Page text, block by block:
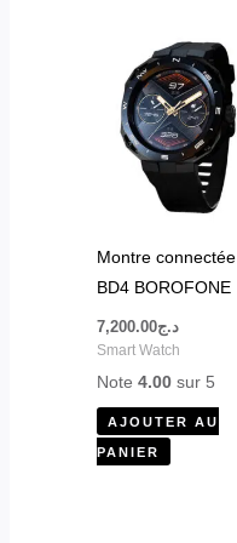
Montre connectée
BD4 BOROFONE
د.ج7,200.00
Smart Watch
Note4.00 sur 5
AJOUTER AU
PANIER